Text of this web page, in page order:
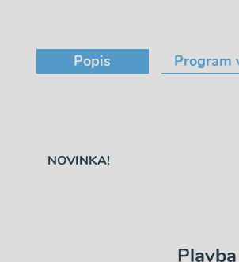
Popis Program
NOVINKA!
Plavba